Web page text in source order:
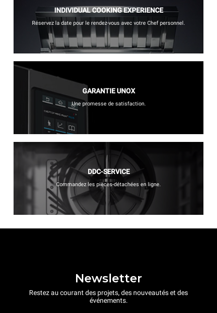
INDIVIDUAL COOKING EXPERIENCE
Réservez la date pour le rendez-vous avec votre Chef personnel.
GARANTIE UNOX
Une promesse de satisfaction.
DDC-SERVICE
Commandez les pièces-détachées en ligne.
Newsletter
Restez au courant des projets, des nouveautés et des
événements.